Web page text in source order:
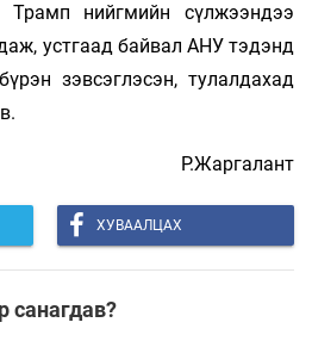
нийгмийн сүл­жээндээ
устгаад бай­вал АНУ тэдэнд
зэв­сэглэсэн, тулалдахад
Р.Жаргалант
ХУВААЛЦАХ
санагдав?